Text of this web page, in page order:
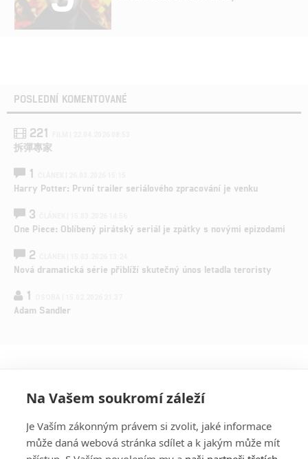
POSLEDNÍ KOMENTOVANÉ
221
拆彈專家
1
Harry Potter: První trailer seriálového zpracování je venku
3
One Piece: Oblíbený pirátský seriál je zpátky s novými epizodami
2
Nová dramatická série přiblíží skutečný únos letadla teroristy
1
Adam Sandler
Na Vašem soukromí záleží
Je Vaším zákonným právem si zvolit, jaké informace
může daná webová stránka sdílet a k jakým může mít